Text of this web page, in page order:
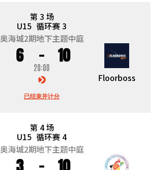
第 3 场
U15 循环赛 3
奥海城2期地下主题中庭
6 10
20:00
已结束并计分
Floorboss
第 4 场
U15 循环赛 4
奥海城2期地下主题中庭